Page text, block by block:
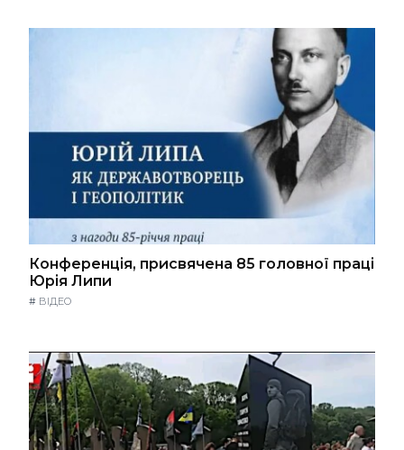
Конференція, присвячена 85 головної праці
Юрія Липи
# ВІДЕО